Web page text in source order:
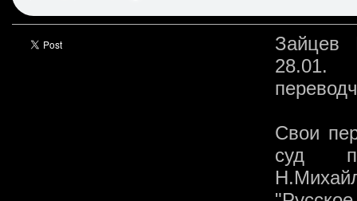
Зайцев
28.01.
Свои
суд